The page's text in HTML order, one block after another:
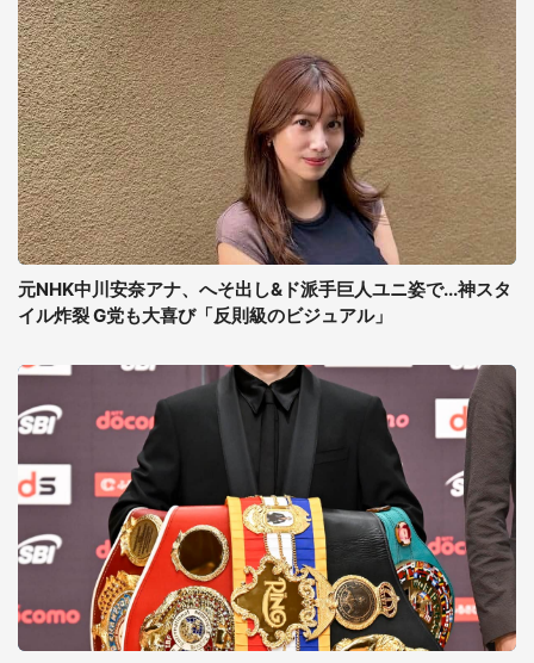
元NHK中川安奈アナ、へそ出し&ド派手巨人ユニ姿で...神スタ
イル炸裂 G党も大喜び「反則級のビジュアル」